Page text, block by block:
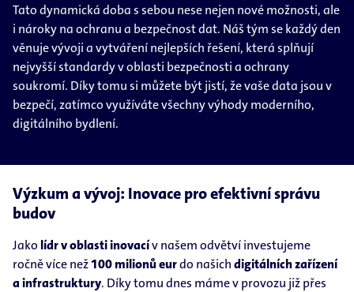
Tato dynamická doba s sebou nese nejen nové možnosti, ale
i nároky na ochranu a bezpečnost dat. Náš tým se každý den
věnuje vývoji a vytváření nejlepších řešení, která splňují
nejvyšší standardy v oblasti bezpečnosti a ochrany
soukromí. Díky tomu si můžete být jistí, že vaše data jsou v
bezpečí, zatímco využíváte všechny výhody moderního,
digitálního bydlení.
Výzkum a vývoj: Inovace pro efektivní správu
budov
Jako lídr v oblasti inovacív našem odvětví investujeme
ročně více než100 milionů eurdo našichdigitálních zařízení
a infrastruktury. Díky tomu dnes máme v provozu již přes